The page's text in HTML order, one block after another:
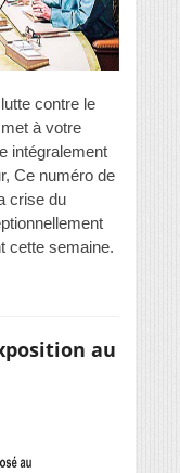
contre le
à votre
intégralement
Ce numéro de
crise du
cette semaine.
au